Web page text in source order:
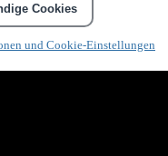
Cookies
und Cookie-Einstellungen